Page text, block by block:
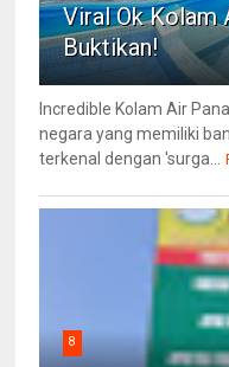
Viral Ok Kolam
Buktikan!
Incredible Kolam Air
negara yang memiliki
terkenal dengan 'surga...
8